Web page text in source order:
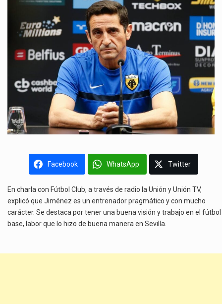
Facebook WhatsApp Twitter
En charla con Fútbol Club, a través de radio la Unión y Unión TV,
explicó que Jiménez es un entrenador pragmático y con mucho
carácter. Se destaca por tener una buena visión y trabajo en el fútbol
base, labor que lo hizo de buena manera en Sevilla.